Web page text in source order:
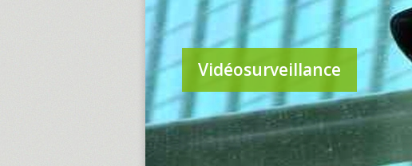
Vidéosurveillance